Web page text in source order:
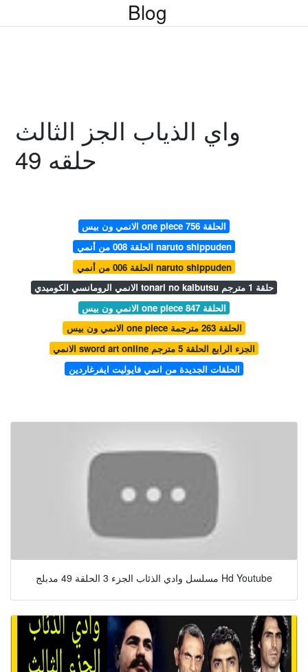
Blog
واي الذياب الجز الثالث
حلقه 49
الانمي ون بيس one piece الحلقة 756
الحلقة 008 من أنمي naruto shippuden
الحلقة 006 من أنمي naruto shippuden
الانمي الرومانسي الكوميدي tonari no kaibutsu حلقة 1 مترجم
الانمي ون بيس one piece الحلقة 847
الانمي ون بيس one piece الحلقة 263 مترجمة
الانمي sword art online الجزء الرابع الحلقة 5 مترجم
الحلقات الجديدة من انمي فايوليت ايفرغاردين
مسلسل وادي الذئاب الجزء 3 الحلقة 49 مدبلج Hd Youtube